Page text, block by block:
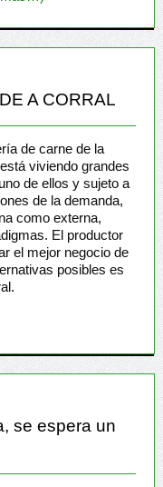
A CORRAL
de carne de la
viviendo grandes
de ellos y sujeto a
de la demanda,
como externa,
El productor
el mejor negocio de
posibles es
se espera un